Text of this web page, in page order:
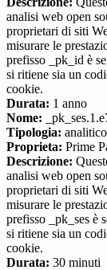
analisi web open
proprietari di siti
misurare le
prefisso _pk_id è
si ritiene sia un
cookie.
Durata: 1 anno
Nome:
Tipologia: analitico
Proprieta: Prime
Descrizione:
analisi web open
proprietari di siti
misurare le
prefisso _pk_ses è
si ritiene sia un
cookie.
Durata: 30 minuti